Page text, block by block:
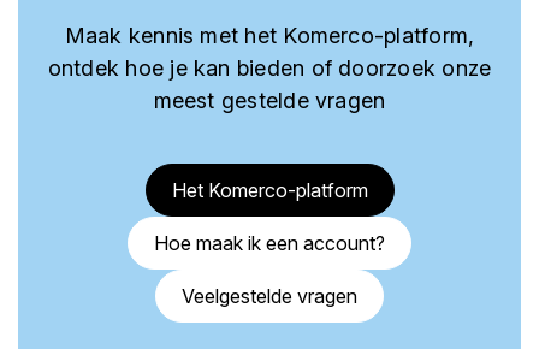
Maak kennis met het Komerco-platform,
ontdek hoe je kan bieden of doorzoek onze
meest gestelde vragen
Het Komerco-platform
Hoe maak ik een account?
Veelgestelde vragen